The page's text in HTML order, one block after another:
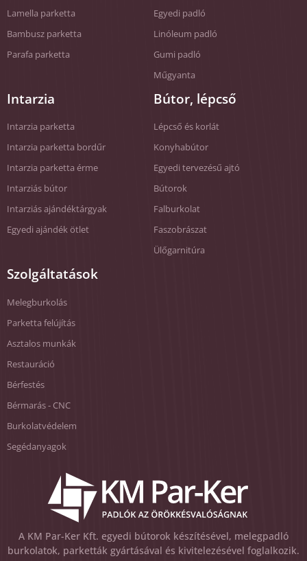
Lamella parketta
Bambusz parketta
Parafa parketta
Egyedi padló
Linóleum padló
Gumi padló
Műgyanta
Intarzia
Intarzia parketta
Intarzia parketta bordűr
Intarzia parketta érme
Intarziás bútor
Intarziás ajándéktárgyak
Egyedi ajándék ötlet
Bútor, lépcső
Lépcső és korlát
Konyhabútor
Egyedi tervezésű ajtó
Bútorok
Falburkolat
Faszobrászat
Ülőgarnitúra
Szolgáltatások
Melegburkolás
Parketta felújítás
Asztalos munkák
Restauráció
Bérfestés
Bérmarás - CNC
Burkolatvédelem
Segédanyagok
A KM Par-Ker Kft. egyedi bútorok készítésével, melegpadló
burkolatok, parketták gyártásával és kivitelezésével foglalkozik.